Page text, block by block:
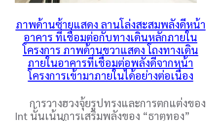
ภาพด้านซ้ายแสดง ลานโล่งสะสมพลังดีหน้า
อาคาร ที่เชื่อมต่อกับทางเดินหลักภายใน
โครงการ ภาพด้านขวาแสดง โถงทางเดิน
ภายในอาคารที่เชื่อมต่อพลังดีจากหน้า
โครงการเข้ามาภายในได้อย่างต่อเนื่อง
การวางฮวงจุ้ยรูปทรงและการตกแต่งของ
Int นั้นเน้นการเสริมพลังของ “ธาตุทอง”